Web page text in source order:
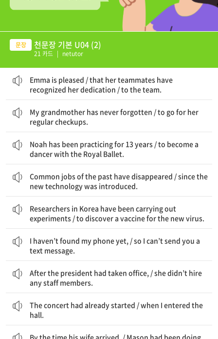
천문장 기본 U04 (2)
21 카드 | netutor
Emma is pleased / that her teammates have
recognized her dedication / to the team.
My grandmother has never forgotten / to go for her
regular checkups.
Noah has been practicing for 13 years / to become a
dancer with the Royal Ballet.
Common jobs of the past have disappeared / since the
new technology was introduced.
Researchers in Korea have been carrying out
experiments / to discover a vaccine for the new virus.
I haven’t found my phone yet, / so I can’t send you a
text message.
After the president had taken office, / she didn’t hire
any staff members.
The concert had already started / when I entered the
hall.
By the time his wife arrived, / Mason had been doing